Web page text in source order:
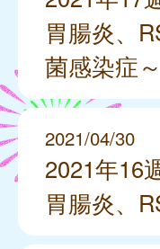
胃腸炎、
菌感染症～
2021/04/30
2021年16
胃腸炎、